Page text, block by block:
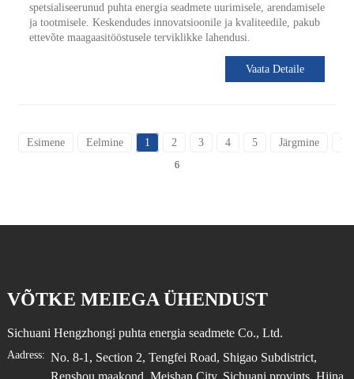
spetsialiseerunud puhta energia seadmete uurimisele, arendamisele
ja tootmisele. Keskendudes innovatsioonile ja kvaliteedile, pakub
ettevõte maagaasitööstusele terviklikke lahendusi.
Vaata Detaile
Esimene Eelmine 1 2 3 4 5 Järgmine
6
VÕTKE MEIEGA ÜHENDUST
Sichuani Hengzhongi puhta energia seadmete Co., Ltd.
Aadress: No. 8-1, Section 2, Tengfei Road, Shigao Subdistrict,
Renshou maakond, Meishan City, Sichuani provints, Hiina